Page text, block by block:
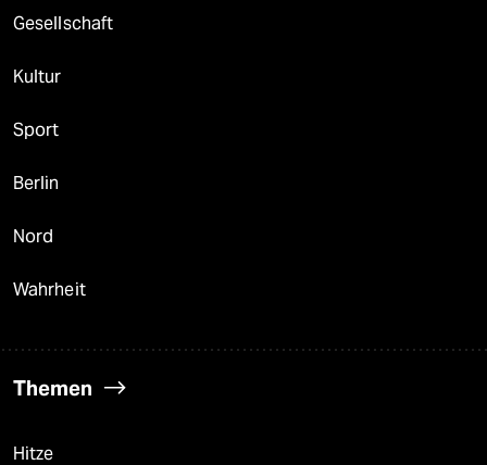
Gesellschaft
Kultur
Sport
Berlin
Nord
Wahrheit
Themen
Hitze